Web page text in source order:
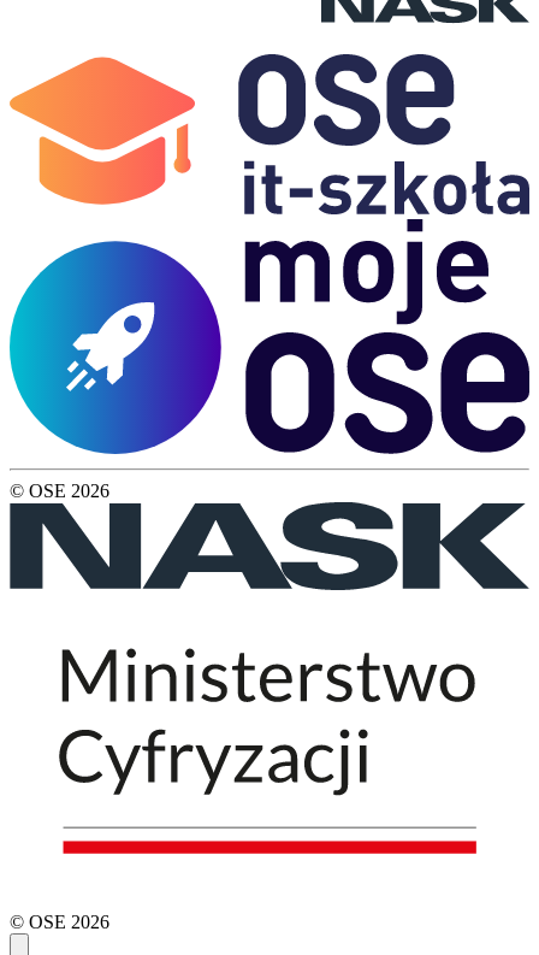
© OSE 2026
© OSE 2026